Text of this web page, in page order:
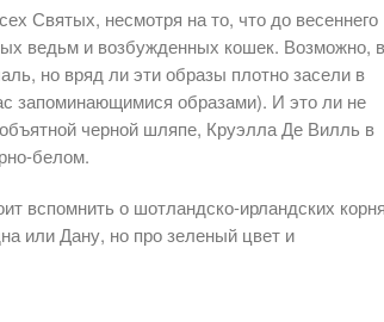
Святых, несмотря на то, что до весеннего
ведьм и возбужденных кошек. Возможно, в
но вряд ли эти образы плотно засели в
запоминающимися образами). И это ли не
черной шляпе, Круэлла Де Вилль в
белом.
вспомнить о шотландско-ирландских
или Дану, но про зеленый цвет и